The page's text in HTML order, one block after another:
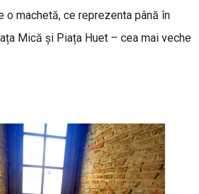
o machetă, ce reprezenta până în
Mică și Piața Huet – cea mai veche